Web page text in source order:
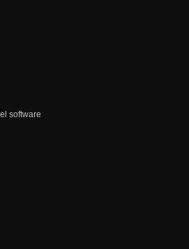
software